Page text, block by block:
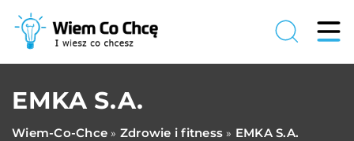
EMKA S.A.
Wiem-Co-Chce » Zdrowie i fitness » EMKA S.A.